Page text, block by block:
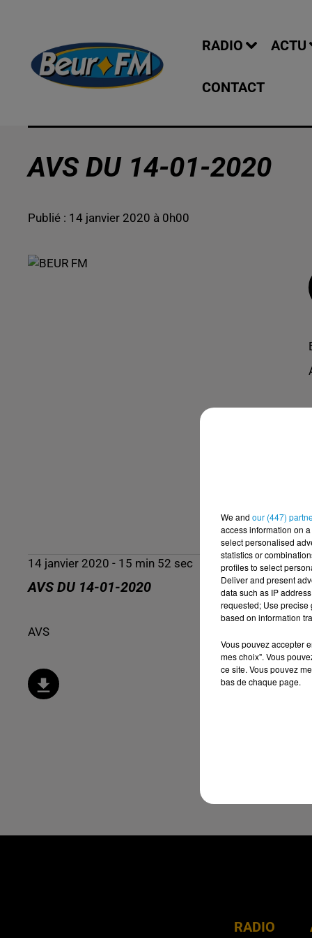
RADIO ACTU
CONTACT
AVS DU 14-01-2020
Publié : 14 janvier 2020 à 0h00
14 janvier 2020 - 15 min 52 sec
AVS DU 14-01-2020
AVS
RADIO
We and our (447)
access information on
select personalised
statistics or
profiles to select
Deliver and present
data such as IP
requested; Use precise
based on information
Vous pouvez accepter
mes choix". Vous
ce site. Vous pouvez
bas de chaque page.